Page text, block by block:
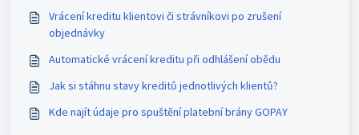
Vrácení kreditu klientovi či strávníkovi po zrušení
objednávky
Automatické vrácení kreditu při odhlášení obědu
Jak si stáhnu stavy kreditů jednotlivých klientů?
Kde najít údaje pro spuštění platební brány GOPAY